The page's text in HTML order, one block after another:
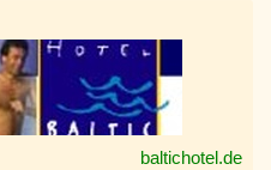
baltichotel.de